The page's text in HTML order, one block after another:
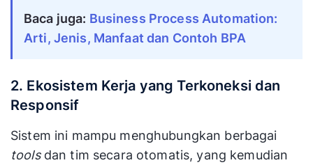
Baca juga: Business Process Automation:
Arti, Jenis, Manfaat dan Contoh BPA
2. Ekosistem Kerja yang Terkoneksi dan
Responsif
Sistem ini mampu menghubungkan berbagai
toolsdan tim secara otomatis, yang kemudian